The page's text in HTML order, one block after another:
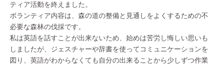
ティア活動を終えました。
ボランティア内容は、森の道の整備と見通しをよくするための不
必要な森林の伐採です。
私は英語を話すことが出来ないため、始めは苦労し悔しい思いも
しましたが、ジェスチャーや辞書を使ってコミュニケーションを
図り、英語がわからなくても自分の出来ることから少しずつ作業